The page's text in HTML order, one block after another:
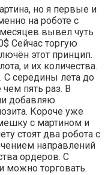
но я первые и
на роботе с
вывел чуть
Сейчас торгую
этот принцип.
и их количества.
С середины лета до
пять раз. В
добавляю
Короче уже
с мартином и
стоят два робота с
направлений
ордеров. С
можно торговать.